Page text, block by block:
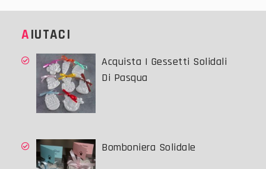
AIUTACI
Acquista I Gessetti Solidali
Di Pasqua
Bomboniera Solidale